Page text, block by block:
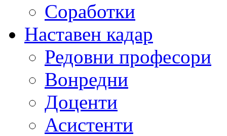
Соработки
Наставен кадар
Редовни професори
Вонредни
Доценти
Асистенти